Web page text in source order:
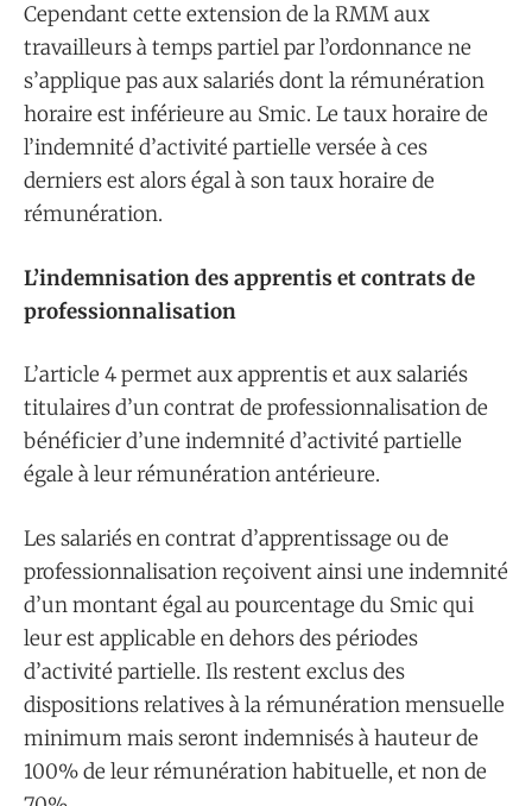
Cependant cette extension de la RMM aux
travailleurs à temps partiel par l’ordonnance ne
s’applique pas aux salariés dont la rémunération
horaire est inférieure au Smic. Le taux horaire de
l’indemnité d’activité partielle versée à ces
derniers est alors égal à son taux horaire de
rémunération.
L’indemnisation des apprentis et contrats de
professionnalisation
L’article 4 permet aux apprentis et aux salariés
titulaires d’un contrat de professionnalisation de
bénéficier d’une indemnité d’activité partielle
égale à leur rémunération antérieure.
Les salariés en contrat d’apprentissage ou de
professionnalisation reçoivent ainsi une indemnité
d’un montant égal au pourcentage du Smic qui
leur est applicable en dehors des périodes
d’activité partielle. Ils restent exclus des
dispositions relatives à la rémunération mensuelle
minimum mais seront indemnisés à hauteur de
100% de leur rémunération habituelle, et non de